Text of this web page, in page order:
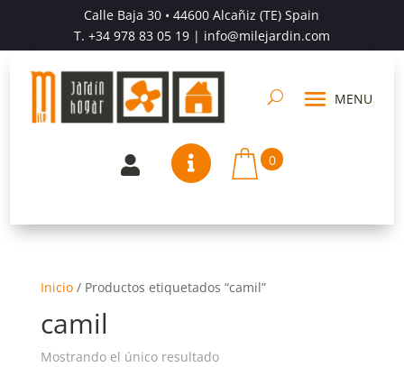
Calle Baja 30 • 44600 Alcañiz (TE) Spain
T. +34 978 83 05 19| info@milejardin.com
  0
Inicio/ Productos etiquetados “camil”
camil
Mostrando el único resultado